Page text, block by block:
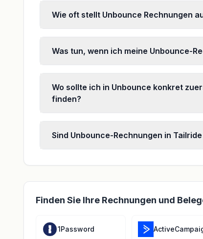
Wie oft stellt Unbounce Rechnungen
Was tun, wenn ich meine Unbounce-
Wo sollte ich in Unbounce konkret
finden?
Sind Unbounce-Rechnungen in
Finden Sie Ihre Rechnungen und
1Password